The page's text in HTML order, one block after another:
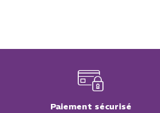
Paiement sécurisé